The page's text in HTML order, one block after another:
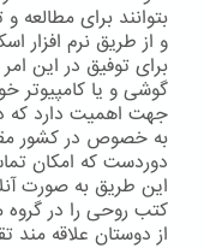
بتوانند برای مطالعه
و از طریق نرم افزار
برای توفیق در این
گوشی و یا کامپیوتر
جهت اهمیت دارد که
به خصوص در کشور
دوردست که امکان
این طریق به صورت
کتب روحی را در گروه
از دوستان علاقه